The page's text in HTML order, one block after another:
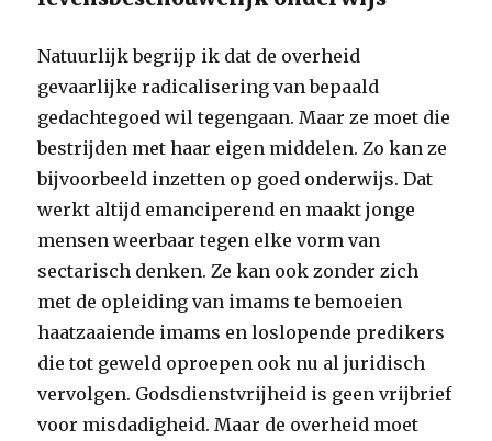
Natuurlijk begrijp ik dat de overheid
gevaarlijke radicalisering van bepaald
gedachtegoed wil tegengaan. Maar ze moet die
bestrijden met haar eigen middelen. Zo kan ze
bijvoorbeeld inzetten op goed onderwijs. Dat
werkt altijd emanciperend en maakt jonge
mensen weerbaar tegen elke vorm van
sectarisch denken. Ze kan ook zonder zich
met de opleiding van imams te bemoeien
haatzaaiende imams en loslopende predikers
die tot geweld oproepen ook nu al juridisch
vervolgen. Godsdienstvrijheid is geen vrijbrief
voor misdadigheid. Maar de overheid moet